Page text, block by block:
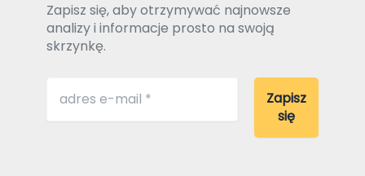
Zapisz się, aby otrzymywać najnowsze
analizy i informacje prosto na swoją
skrzynkę.